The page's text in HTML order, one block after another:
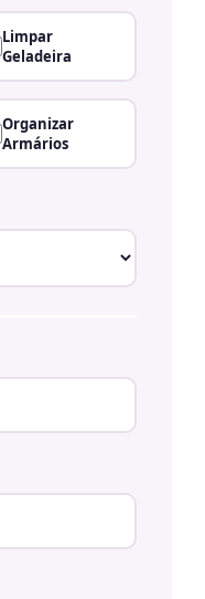
Limpar
Geladeira
Organizar
Armários